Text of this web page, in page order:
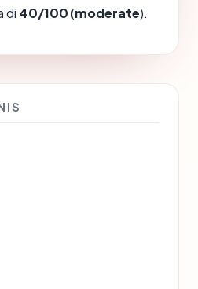
di 40/100(moderate).